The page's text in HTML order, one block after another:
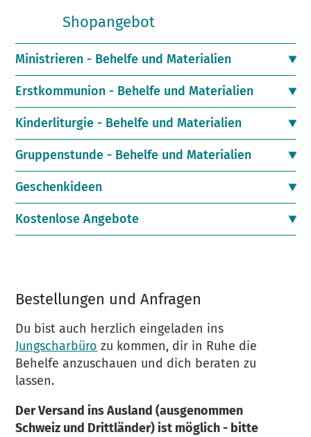
Shopangebot
Ministrieren - Behelfe und Materialien
Erstkommunion - Behelfe und Materialien
Kinderliturgie - Behelfe und Materialien
Gruppenstunde - Behelfe und Materialien
Geschenkideen
Kostenlose Angebote
Bestellungen und Anfragen
Du bist auch herzlich eingeladen ins
Jungscharbüro zu kommen, dir in Ruhe die
Behelfe anzuschauen und dich beraten zu
lassen.
Der Versand ins Ausland (ausgenommen
Schweiz und Drittländer) ist möglich - bitte